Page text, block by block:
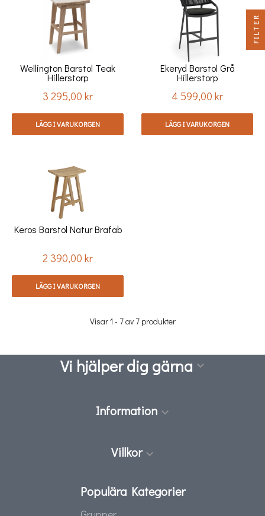
Wellington Barstol Teak
Hillerstorp
Pris
3 295,00 kr
LÄGG I VARUKORGEN
Ekeryd Barstol Grå
Hillerstorp
Pris
4 599,00 kr
LÄGG I VARUKORGEN
Keros Barstol Natur Brafab
Pris
2 390,00 kr
LÄGG I VARUKORGEN
Visar 1 - 7 av 7 produkter
Vi hjälper dig gärna 
Information 
Villkor 
Populära Kategorier
FILTER